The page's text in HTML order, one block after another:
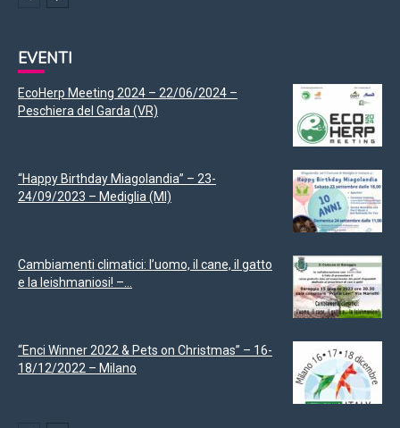
EVENTI
EcoHerp Meeting 2024 – 22/06/2024 –
Peschiera del Garda (VR)
“Happy Birthday Miagolandia” – 23-
24/09/2023 – Mediglia (MI)
Cambiamenti climatici: l’uomo, il cane, il gatto
e la leishmaniosi! –...
“Enci Winner 2022 & Pets on Christmas” – 16-
18/12/2022 – Milano